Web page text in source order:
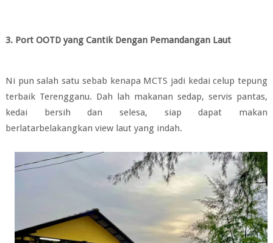
3. Port OOTD yang Cantik Dengan Pemandangan Laut
Ni pun salah satu sebab kenapa MCTS jadi kedai celup tepung
terbaik Terengganu. Dah lah makanan sedap, servis pantas,
kedai bersih dan selesa, siap dapat makan
berlatarbelakangkan view laut yang indah.